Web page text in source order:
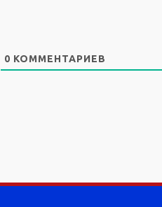
0 КОММЕНТАРИЕВ